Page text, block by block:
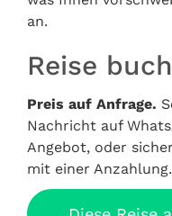
an.
Reise
Preis auf Anfrage.
Nachricht auf
Angebot, oder
mit einer Anzahlung.